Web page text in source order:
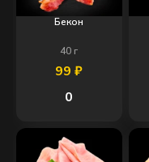
Бекон
40 г
99₽
0